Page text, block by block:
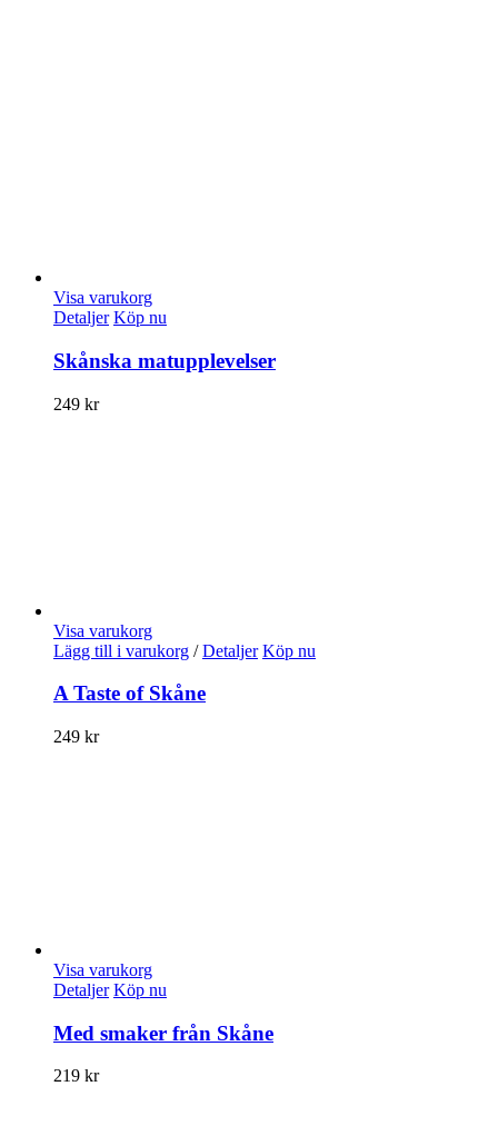
Visa varukorg
Detaljer Köp nu
Skånska matupplevelser
249 kr
Visa varukorg
Lägg till i varukorg / Detaljer Köp nu
A Taste of Skåne
249 kr
Visa varukorg
Detaljer Köp nu
Med smaker från Skåne
219 kr